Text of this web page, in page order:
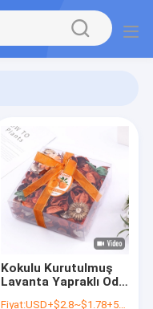
Kokulu Kurutulmuş
Lavanta Yapraklı Oda
Fiyat:USD+$2.8~$1.78+500~2000pcs